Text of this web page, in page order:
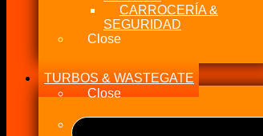
CARROCERÍA &
SEGURIDAD
Close
TURBOS & WASTEGATE
Close